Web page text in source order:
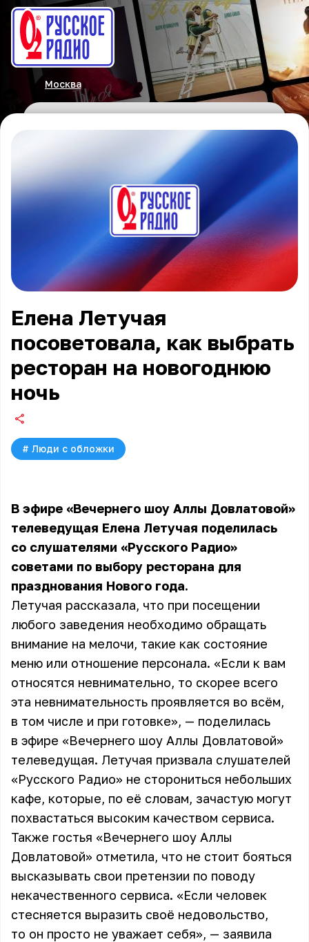
Москва
Елена Летучая
посоветовала, как выбрать
ресторан на новогоднюю
ночь
# Люди с обложки
В эфире «Вечернего шоу Аллы Довлатовой»
телеведущая Елена Летучая поделилась
со слушателями «Русского Радио»
советами по выбору ресторана для
празднования Нового года.
Летучая рассказала, что при посещении
любого заведения необходимо обращать
внимание на мелочи, такие как состояние
меню или отношение персонала. «Если к вам
относятся невнимательно, то скорее всего
эта невнимательность проявляется во всём,
в том числе и при готовке», — поделилась
в эфире «Вечернего шоу Аллы Довлатовой»
телеведущая. Летучая призвала слушателей
«Русского Радио» не сторониться небольших
кафе, которые, по её словам, зачастую могут
похвастаться высоким качеством сервиса.
Также гостья «Вечернего шоу Аллы
Довлатовой» отметила, что не стоит бояться
высказывать свои претензии по поводу
некачественного сервиса. «Если человек
стесняется выразить своё недовольство,
то он просто не уважает себя», — заявила